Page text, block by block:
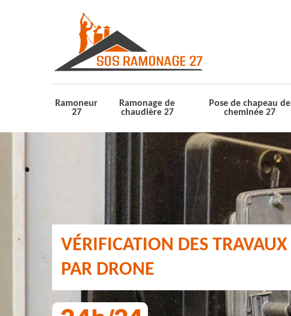
Ramoneur
27
Ramonage de
chaudière 27
Pose de chapeau de
cheminée 27
VÉRIFICATION DES TRAVAUX
PAR DRONE